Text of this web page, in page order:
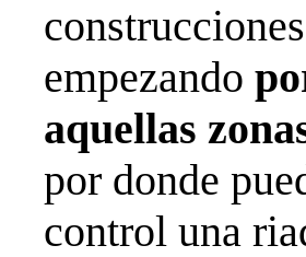
empezando
aquellas
por donde
control una